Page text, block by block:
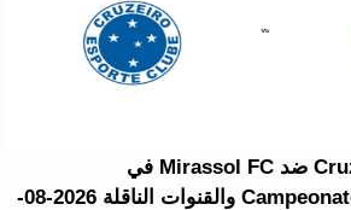
موعد مباراة Cruzeiro EC ضد Mirassol FC في
Campeonato Brasileiro Série A والقنوات الناقلة 2026-08-